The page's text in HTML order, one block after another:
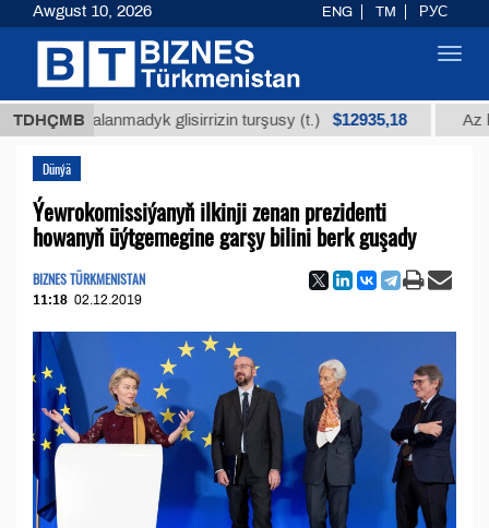
TDHÇMB glisirrizin turşusy (t.) $12935,18 Az kükürtli
Dünýä
Ýewrokomissiýanyň ilkinji zenan prezidenti
howanyň üýtgemegine garşy bilini berk guşady
BIZNES TÜRKMENISTAN
11:18 02.12.2019
Awgust 10, 2026 ENG TM РУС